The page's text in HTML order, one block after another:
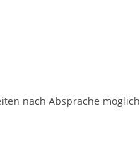
nach Absprache möglich